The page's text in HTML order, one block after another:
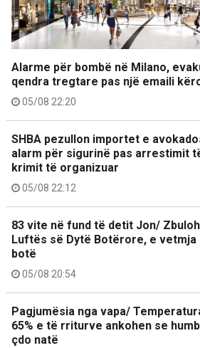
Alarme për bombë në Milano,
qendra tregtare pas një emaili
05/08 22:20
SHBA pezullon importet e
alarm për sigurinë pas arrestimit
krimit të organizuar
05/08 22:12
83 vite në fund të detit Jon/
Luftës së Dytë Botërore, e vetmja
botë
05/08 20:54
Pagjumësia nga vapa/
65% e të rriturve ankohen se
çdo natë